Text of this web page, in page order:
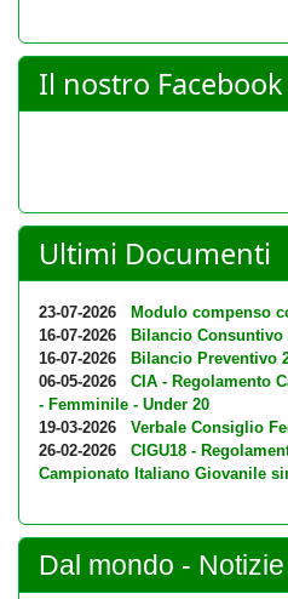
Il nostro Facebook
Ultimi Documenti
23-07-2026
Modulo compenso
16-07-2026
Bilancio Consuntivo
16-07-2026
Bilancio Preventivo
06-05-2026
CIA - Regolamento
- Femminile - Under 20
19-03-2026
Verbale Consiglio
26-02-2026
CIGU18 -
Campionato Italiano Giovanile
Dal mondo - Notizie